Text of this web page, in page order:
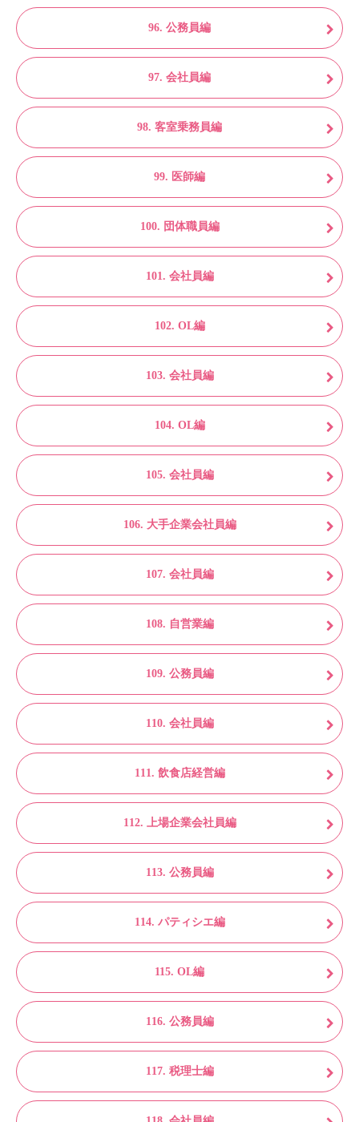
96. 公務員編
97. 会社員編
98. 客室乗務員編
99. 医師編
100. 団体職員編
101. 会社員編
102. OL編
103. 会社員編
104. OL編
105. 会社員編
106. 大手企業会社員編
107. 会社員編
108. 自営業編
109. 公務員編
110. 会社員編
111. 飲食店経営編
112. 上場企業会社員編
113. 公務員編
114. パティシエ編
115. OL編
116. 公務員編
117. 税理士編